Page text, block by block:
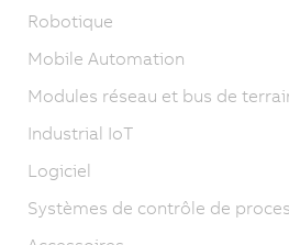
Robotique
Mobile Automation
Modules réseau et bus de
Industrial IoT
Logiciel
Systèmes de contrôle de